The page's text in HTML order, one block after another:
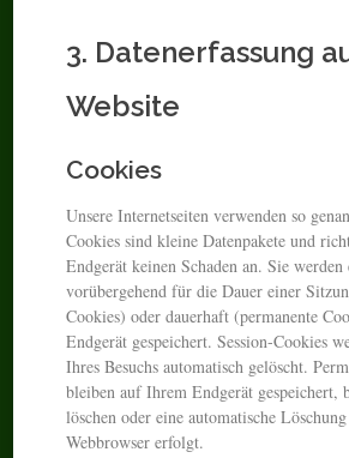
3. Datenerfassung
Website
Cookies
Unsere Internetseiten verwenden so
Cookies sind kleine Datenpakete und
Endgerät keinen Schaden an. Sie werden
vorübergehend für die Dauer einer
Cookies) oder dauerhaft (permanente
Endgerät gespeichert. Session-Cookies
Ihres Besuchs automatisch gelöscht.
bleiben auf Ihrem Endgerät gespeichert,
löschen oder eine automatische
Webbrowser erfolgt.